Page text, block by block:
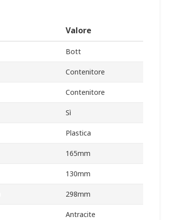
Valore
Bott
Contenitore
Contenitore
Sì
Plastica
165mm
130mm
298mm
Antracite